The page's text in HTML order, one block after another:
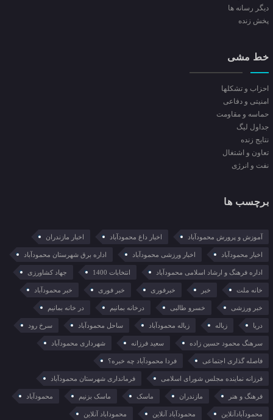
ديگر رسانه ها
پخش زنده
خط مشی
احزاب و تشکلها
امنیتی و دفاعی
حماسه و مقاومت
جداول لیگ
نتایج زنده
تعاون و اشتغال
نفت و انرژی
برچسب ها
آموزش و پرورش محمودآباد اخبار داغ محمودآباد اخبار مازندران
اخبار محمودآباد اخبار ورزشی محمودآباد اداره برق شهرستان محمودآباد
اداره فرهنگ و ارشاد اسلامی محمودآباد انتخابات 1400 جهاد کشاورزی
خانه ملت خبر خبرفوری خبر فوری خبر محمودآباد
خبر ورزشی خسرو طالبی درخانه بمانیم در خانه بمانیم
دریا زباله زباله محمودآباد ساحل محمودآباد سرخ رود
سرهنگ محمود حسین زاده سعید فرزانه شهرداری محمودآباد
فاصله گذاری اجتماعی فردا محمودآباد چه خبره؟
فرزانه نماینده مجلس شورای اسلامی فرمانداری شهرستان محمودآباد
فرهنگ و هنر مازندران ماسک ماسک بزنیم محمودآباد
محمودآبادآنلاین محمودآباد آنلاین محموداباد آنلاین